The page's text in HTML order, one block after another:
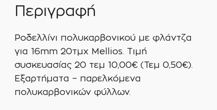
Περιγραφή
Ροδελλίνι πολυκαρβονικού με φλάντζα
για 16mm 20τμχ Mellios. Τιμή
συσκευασίας 20 τεμ 10,00€ (Τεμ 0,50€).
Εξαρτήματα – παρελκόμενα
πολυκαρβονικών φύλλων.